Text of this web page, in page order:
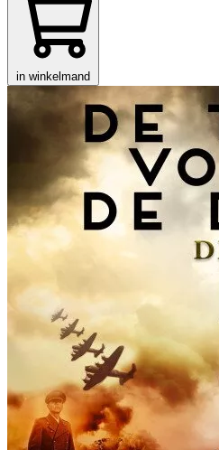
in winkelmand